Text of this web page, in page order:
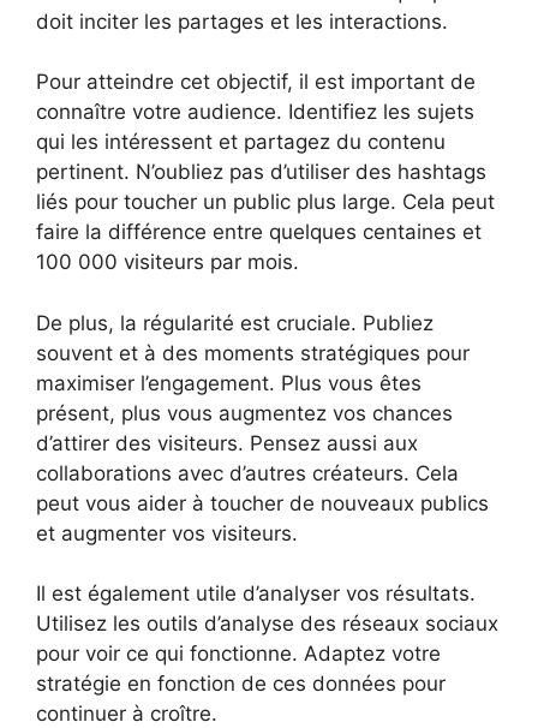
doit inciter les partages et les interactions.
Pour atteindre cet objectif, il est important de
connaître votre audience. Identifiez les sujets
qui les intéressent et partagez du contenu
pertinent. N’oubliez pas d’utiliser des hashtags
liés pour toucher un public plus large. Cela peut
faire la différence entre quelques centaines et
100 000 visiteurs par mois.
De plus, la régularité est cruciale. Publiez
souvent et à des moments stratégiques pour
maximiser l’engagement. Plus vous êtes
présent, plus vous augmentez vos chances
d’attirer des visiteurs. Pensez aussi aux
collaborations avec d’autres créateurs. Cela
peut vous aider à toucher de nouveaux publics
et augmenter vos visiteurs.
Il est également utile d’analyser vos résultats.
Utilisez les outils d’analyse des réseaux sociaux
pour voir ce qui fonctionne. Adaptez votre
stratégie en fonction de ces données pour
continuer à croître.